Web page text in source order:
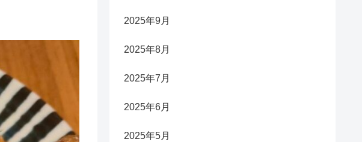
2025年9月
2025年8月
2025年7月
2025年6月
2025年5月